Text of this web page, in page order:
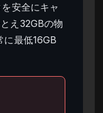
安全にキャ
え32GBの物
最低16GB